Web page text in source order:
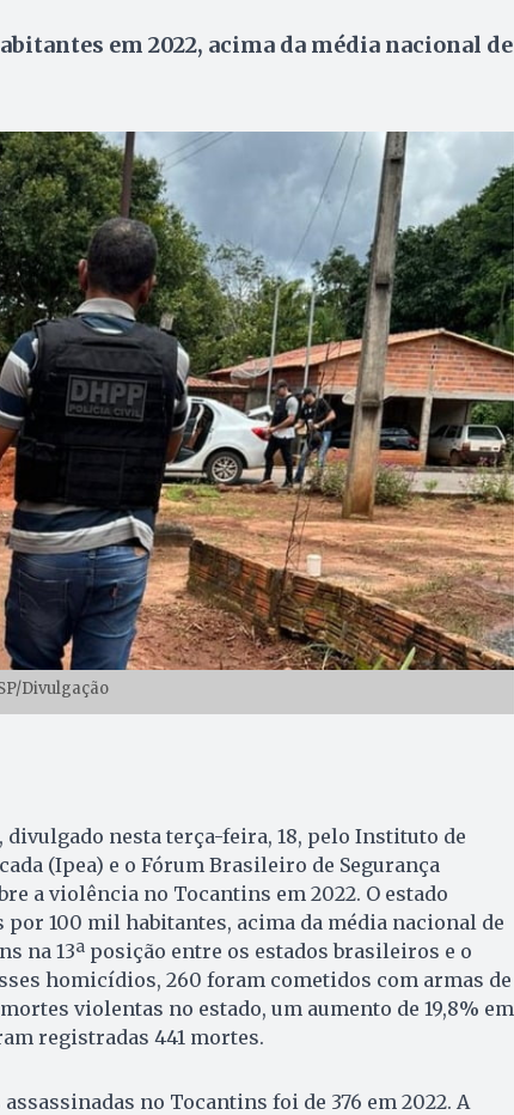
em 2022, acima da média nacional de
Divulgação
divulgado nesta terça-feira, 18, pelo Instituto de
(Ipea) e o Fórum Brasileiro de Segurança
a violência no Tocantins em 2022. O estado
100 mil habitantes, acima da média nacional de
na 13ª posição entre os estados brasileiros e o
homicídios, 260 foram cometidos com armas de
violentas no estado, um aumento de 19,8% em
registradas 441 mortes.
no Tocantins foi de 376 em 2022. A